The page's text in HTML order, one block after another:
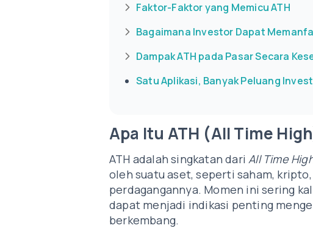
Faktor-Faktor yang Memicu ATH
Bagaimana Investor Dapat
Dampak ATH pada Pasar Secara
Satu Aplikasi, Banyak Peluang
Apa Itu ATH (All Time
ATH adalah singkatan dariAll Time
oleh suatu aset, seperti saham,
perdagangannya. Momen ini sering
dapat menjadi indikasi penting
berkembang.